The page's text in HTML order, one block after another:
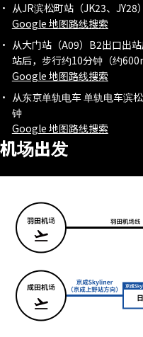
从JR滨松町站（JK23、
Google 地图路线搜索
从大门站（A09）B2出口出
站后，步行约10分钟（约
Google 地图路线搜索
从东京单轨电车 单轨电车滨
钟
Google 地图路线搜索
机场出发